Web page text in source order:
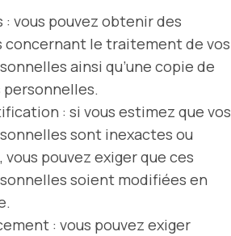
: vous pouvez obtenir des
concernant le traitement de vos
ainsi qu’une copie de
: si vous estimez que vos
sont inexactes ou
pouvez exiger que ces
soient modifiées en
: vous pouvez exiger